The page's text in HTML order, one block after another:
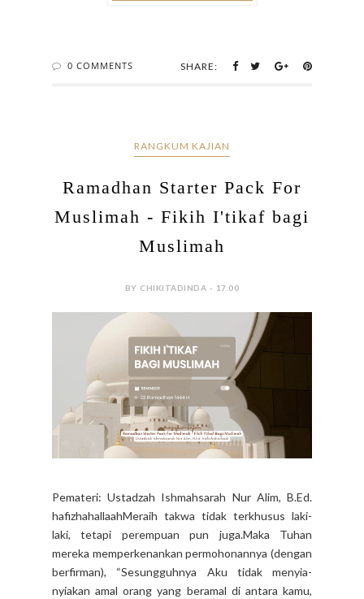
0 COMMENTS SHARE:
RANGKUM KAJIAN
Ramadhan Starter Pack For
Muslimah - Fikih I'tikaf bagi
Muslimah
BY CHIKITADINDA - 17.00
Pemateri: Ustadzah Ishmahsarah Nur Alim, B.Ed.
hafizhahallaahMeraih takwa tidak terkhusus laki-
laki, tetapi perempuan pun juga.Maka Tuhan
mereka memperkenankan permohonannya (dengan
berfirman), “Sesungguhnya Aku tidak menyia-
nyiakan amal orang yang beramal di antara kamu,